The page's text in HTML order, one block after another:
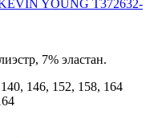
YOUNG T372632-
7% эластан.
146, 152, 158, 164